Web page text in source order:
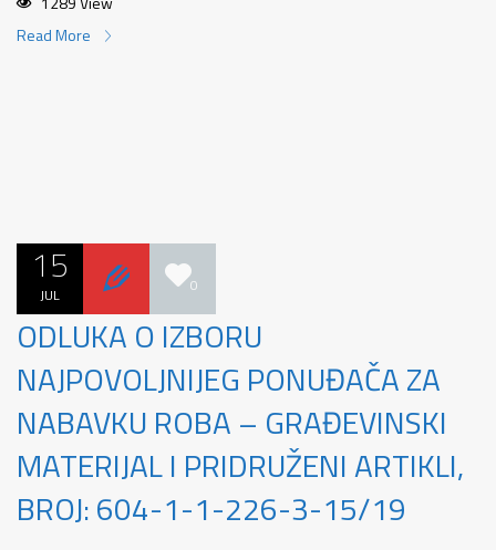
Read More
15
JUL 0
ODLUKA O IZBORU
NAJPOVOLJNIJEG PONUĐAČA ZA
NABAVKU ROBA – GRAĐEVINSKI
MATERIJAL I PRIDRUŽENI ARTIKLI,
BROJ: 604-1-1-226-3-15/19